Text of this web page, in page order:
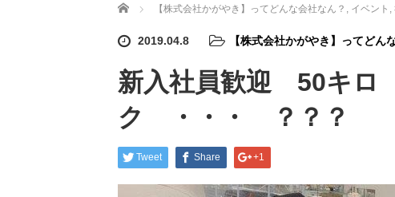
ホーム 【株式会社かがやき】ってどんな会社なん？ , イベント ,
2019.04.8 【株式会社かがやき】ってどん
新入社員歓迎 50キロ
ク ・・・ ？？？
Tweet Share +1